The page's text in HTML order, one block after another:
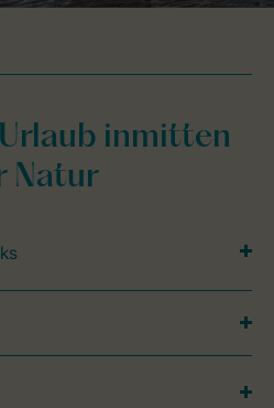
inmitten
Natur